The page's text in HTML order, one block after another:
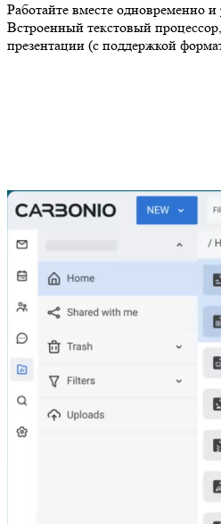
Работайте вместе одновременно
Встроенный текстовый
презентации (с поддержкой